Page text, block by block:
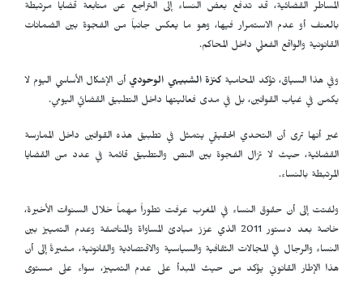
المساطر القضائية، قد تدفع بعض النساء إلى التراجع عن متابعة قضايا مرتبطة
بالعنف أو عدم الاستمرار فيها، وهو ما يعكس جانباً من الفجوة بين الضمانات
القانونية والواقع الفعلي داخل المحاكم.
وفي هذا السياق، تؤكد المحامية كنزة الشبيهي الوحودي أن الإشكال الأساسي اليوم لا
يكمن في غياب القوانين، بل في مدى فعاليتها داخل التطبيق القضائي اليومي.
غير أنها ترى أن التحدي الحقيقي يتمثل في تطبيق هذه القوانين داخل الممارسة
القضائية، حيث لا تزال الفجوة بين النص والتطبيق قائمة في عدد من القضايا
المرتبطة بالنساء.
ولفتت إلى أن حقوق النساء في المغرب عرفت تطوراً مهماً خلال السنوات الأخيرة،
خاصة بعد دستور 2011 الذي عزز مبادئ المساواة والمناصفة وعدم التمييز بين
النساء والرجال في المجالات الثقافية والسياسية والاقتصادية والقانونية، مشيرةً إلى أن
هذا الإطار القانوني يؤكد من حيث المبدأ على عدم التمييز، سواء على مستوى